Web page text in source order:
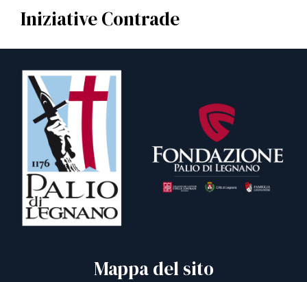
Iniziative Contrade
Mappa del sito